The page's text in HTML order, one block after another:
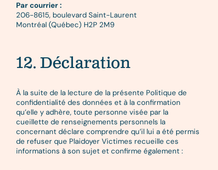
Par courrier :
206-8615, boulevard Saint-Laurent
Montréal (Québec) H2P 2M9
12. Déclaration
À la suite de la lecture de la présente Politique de
confidentialité des données et à la confirmation
qu’elle y adhère, toute personne visée par la
cueillette de renseignements personnels la
concernant déclare comprendre qu’il lui a été permis
de refuser que Plaidoyer Victimes recueille ces
informations à son sujet et confirme également :